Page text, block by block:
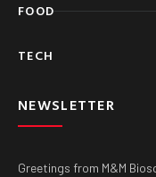
FOOD
TECH
NEWSLETTER
Greetings from M&M